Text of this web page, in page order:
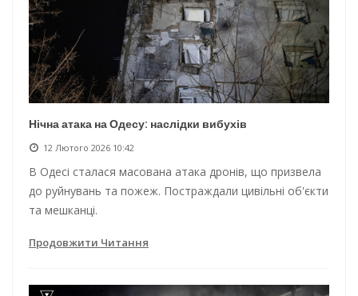
Нічна атака на Одесу: наслідки вибухів
12 Лютого 2026 10:42
В Одесі сталася масована атака дронів, що призвела
до руйнувань та пожеж. Постраждали цивільні об'єкти
та мешканці.
Продовжити Читання